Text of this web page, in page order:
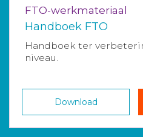
FTO-werkmateriaal
Handboek FTO
Handboek ter
niveau.
Download